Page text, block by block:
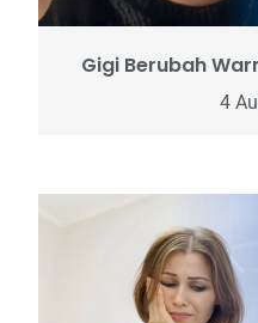
Gigi Berubah
4